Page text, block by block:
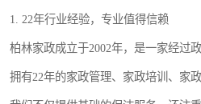
1. 22年行业经验，专业值得信赖
柏林家政成立于2002年，是一家经过
拥有22年的家政管理、家政培训、家政